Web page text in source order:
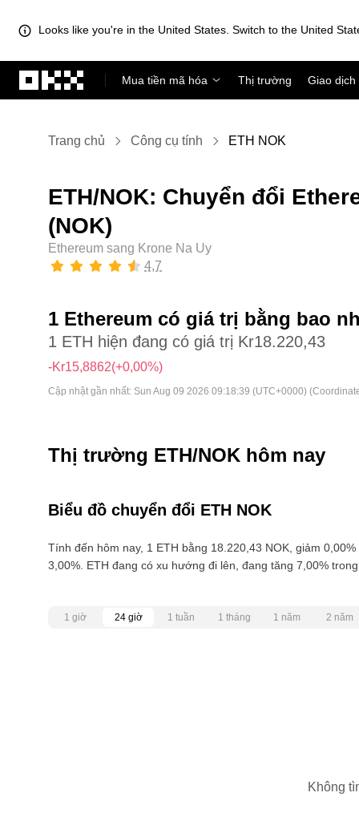
Looks like you're in the United States. Switch to the United
Mua tiền mã hóa
Thị trường Giao dịch
Trang chủ Công cụ tính ETH NOK
ETH/NOK: Chuyển đổi
(NOK)
Ethereum sang Krone Na Uy
4,7
1 Ethereum có giá trị bằng bao
1 ETH hiện đang có giá trị Kr18.220,43
-Kr15,8862(+0,00%)
Cập nhật gần nhất: Sun Aug 09 2026 09:18:39 (UTC+0000)
Thị trường ETH/NOK hôm nay
Biểu đồ chuyển đổi ETH NOK
Tính đến hôm nay, 1 ETH bằng 18.220,43 NOK, giảm
3,00%. ETH đang có xu hướng đi lên, đang tăng 7,00% trong
1 giờ 24 giờ 1 tuần 1 tháng 1 năm 2 năm
Không